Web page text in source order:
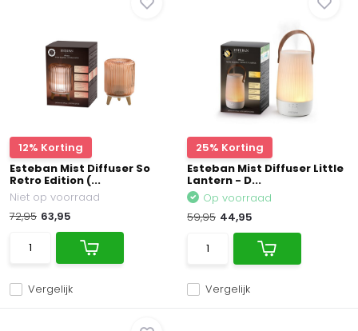
12% Korting
Esteban Mist Diffuser So
Retro Edition (...
Vergelijk
Niet op voorraad
72,95 63,95
25% Korting
Esteban Mist Diffuser Little
Lantern - D...
Vergelijk
Op voorraad
59,95 44,95